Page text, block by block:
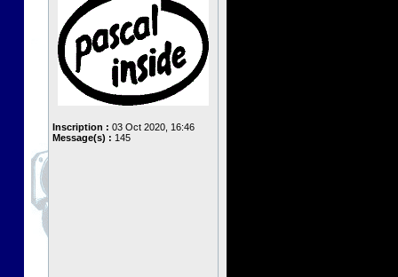
Inscription : 03 Oct 2020, 16:46
Message(s) : 145